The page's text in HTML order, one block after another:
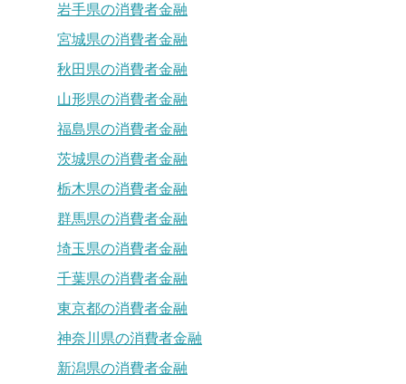
岩手県の消費者金融
宮城県の消費者金融
秋田県の消費者金融
山形県の消費者金融
福島県の消費者金融
茨城県の消費者金融
栃木県の消費者金融
群馬県の消費者金融
埼玉県の消費者金融
千葉県の消費者金融
東京都の消費者金融
神奈川県の消費者金融
新潟県の消費者金融